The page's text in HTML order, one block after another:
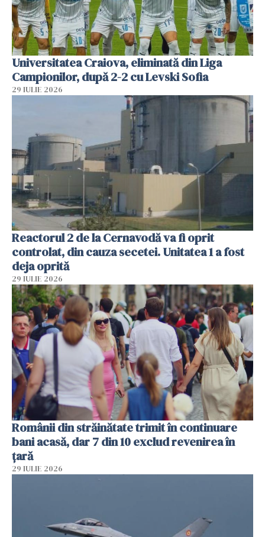
Universitatea Craiova, eliminată din Liga
Campionilor, după 2-2 cu Levski Sofia
29 IULIE 2026
Reactorul 2 de la Cernavodă va fi oprit
controlat, din cauza secetei. Unitatea 1 a fost
deja oprită
29 IULIE 2026
Românii din străinătate trimit în continuare
bani acasă, dar 7 din 10 exclud revenirea în
țară
29 IULIE 2026